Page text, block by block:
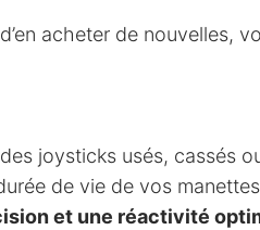
acheter de nouvelles,
joysticks usés, cassés
de vie de vos
et une réactivité